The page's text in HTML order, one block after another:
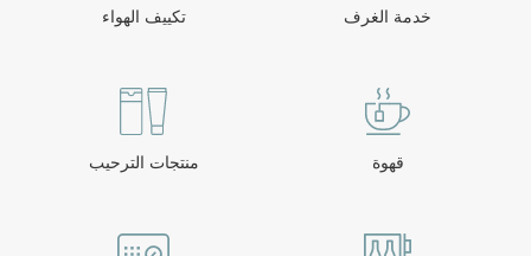
تكييف الهواء خدمة الغرف
منتجات الترحيب قهوة